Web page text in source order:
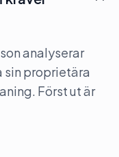
analyserar
sin proprietära
Först ut är